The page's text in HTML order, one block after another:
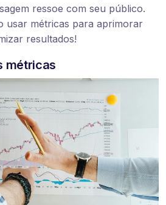
ressoe com seu público.
usar métricas para aprimorar
resultados!
métricas